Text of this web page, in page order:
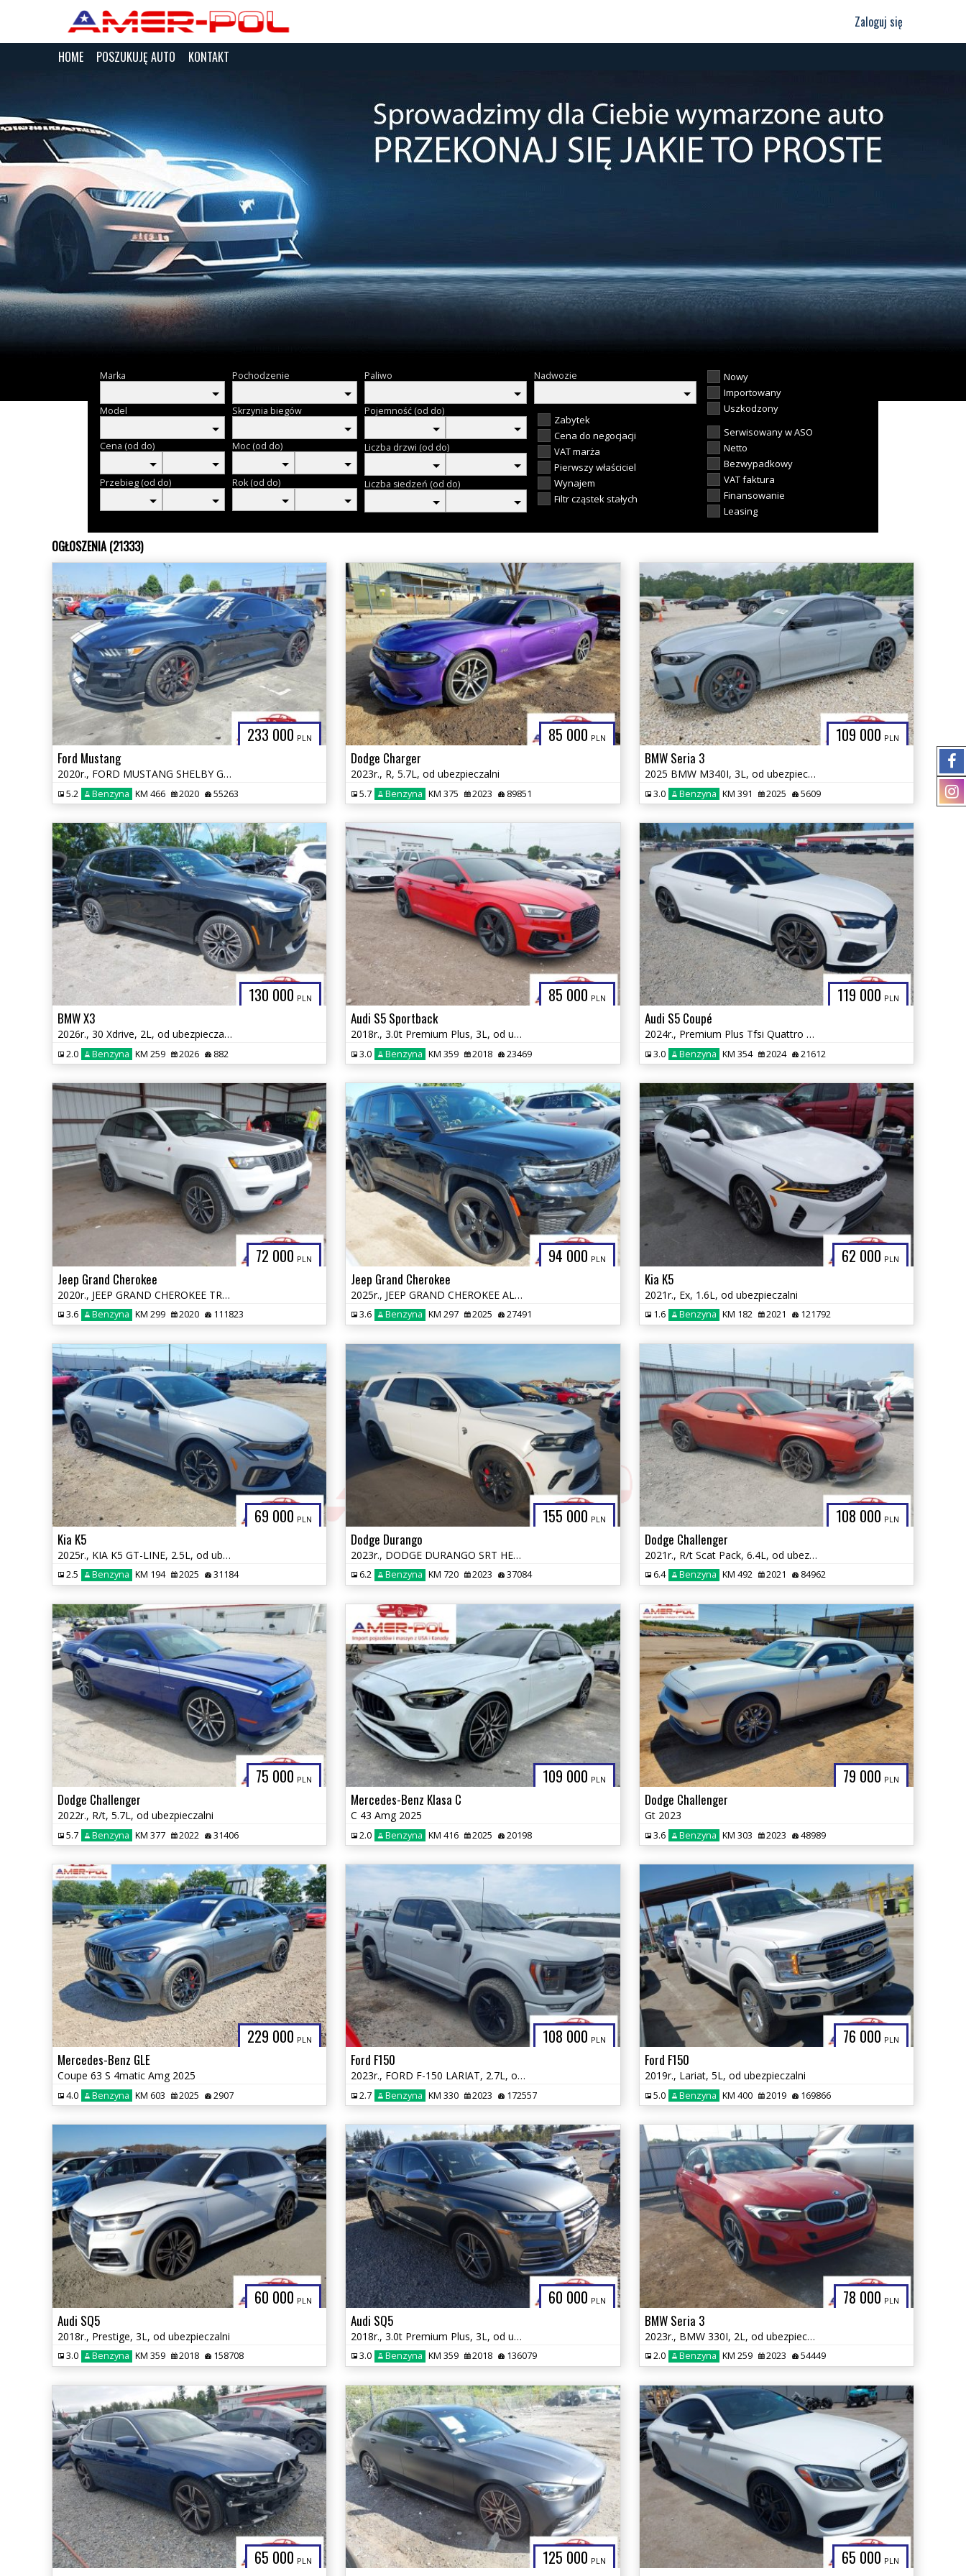
Zaloguj się
HOME POSZUKUJĘ AUTO KONTAKT
Marka
Model
Cena (od do)
Przebieg (od do)
Pochodzenie
Skrzynia biegów
Moc (od do)
Rok (od do)
Paliwo
Pojemność (od do)
Liczba drzwi (od do)
Liczba siedzeń (od do)
Nadwozie
Zabytek
Cena do negocjacji
VAT marża
Pierwszy właściciel
Wynajem
Filtr cząstek stałych
Nowy
Importowany
Uszkodzony
Serwisowany w ASO
Netto
Bezwypadkowy
VAT faktura
Finansowanie
Leasing
OGŁOSZENIA (21333)
233 000 PLN
Ford Mustang
2020r., FORD MUSTANG SHELBY GT500, 5.2L, od ubezpieczalni
5.2 Benzyna KM 466 2020 55263
85 000 PLN
Dodge Charger
2023r., R, 5.7L, od ubezpieczalni
5.7 Benzyna KM 375 2023 89851
109 000 PLN
BMW Seria 3
2025 BMW M340I, 3L, od ubezpieczalni
3.0 Benzyna KM 391 2025 5609
130 000 PLN
BMW X3
2026r., 30 Xdrive, 2L, od ubezpieczalni
2.0 Benzyna KM 259 2026 882
85 000 PLN
Audi S5 Sportback
2018r., 3.0t Premium Plus, 3L, od ubezpieczalni
3.0 Benzyna KM 359 2018 23469
119 000 PLN
Audi S5 Coupé
2024r., Premium Plus Tfsi Quattro Tiptronic, 3L, od ubezpieczalni
3.0 Benzyna KM 354 2024 21612
72 000 PLN
Jeep Grand Cherokee
2020r., JEEP GRAND CHEROKEE TRAILHAWK 4X4, 3.6L, od ubezpieczalni
3.6 Benzyna KM 299 2020 111823
94 000 PLN
Jeep Grand Cherokee
2025r., JEEP GRAND CHEROKEE ALTITUDE X 4X4, 3.6L, od ubezpieczalni
3.6 Benzyna KM 297 2025 27491
62 000 PLN
Kia K5
2021r., Ex, 1.6L, od ubezpieczalni
1.6 Benzyna KM 182 2021 121792
69 000 PLN
Kia K5
2025r., KIA K5 GT-LINE, 2.5L, od ubezpieczalni
2.5 Benzyna KM 194 2025 31184
155 000 PLN
Dodge Durango
2023r., DODGE DURANGO SRT HELLCAT PREMIUM AWD, 6.2L, od ubezpieczalni
6.2 Benzyna KM 720 2023 37084
108 000 PLN
Dodge Challenger
2021r., R/t Scat Pack, 6.4L, od ubezpieczalni
6.4 Benzyna KM 492 2021 84962
75 000 PLN
Dodge Challenger
2022r., R/t, 5.7L, od ubezpieczalni
5.7 Benzyna KM 377 2022 31406
109 000 PLN
Mercedes-Benz Klasa C
C 43 Amg 2025
2.0 Benzyna KM 416 2025 20198
79 000 PLN
Dodge Challenger
Gt 2023
3.6 Benzyna KM 303 2023 48989
229 000 PLN
Mercedes-Benz GLE
Coupe 63 S 4matic Amg 2025
4.0 Benzyna KM 603 2025 2907
108 000 PLN
Ford F150
2023r., FORD F-150 LARIAT, 2.7L, od ubezpieczalni
2.7 Benzyna KM 330 2023 172557
76 000 PLN
Ford F150
2019r., Lariat, 5L, od ubezpieczalni
5.0 Benzyna KM 400 2019 169866
60 000 PLN
Audi SQ5
2018r., Prestige, 3L, od ubezpieczalni
3.0 Benzyna KM 359 2018 158708
60 000 PLN
Audi SQ5
2018r., 3.0t Premium Plus, 3L, od ubezpieczalni
3.0 Benzyna KM 359 2018 136079
78 000 PLN
BMW Seria 3
2023r., BMW 330I, 2L, od ubezpieczalni
2.0 Benzyna KM 259 2023 54449
65 000 PLN 125 000 PLN 65 000 PLN